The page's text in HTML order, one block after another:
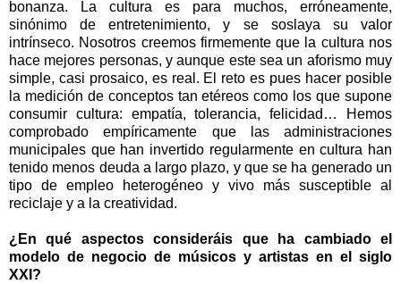
bonanza. La cultura es para muchos, erróneamente,
sinónimo de entretenimiento, y se soslaya su valor
intrínseco. Nosotros creemos firmemente que la cultura nos
hace mejores personas, y aunque este sea un aforismo muy
simple, casi prosaico, es real. El reto es pues hacer posible
la medición de conceptos tan etéreos como los que supone
consumir cultura: empatía, tolerancia, felicidad… Hemos
comprobado empíricamente que las administraciones
municipales que han invertido regularmente en cultura han
tenido menos deuda a largo plazo, y que se ha generado un
tipo de empleo heterogéneo y vivo más susceptible al
reciclaje y a la creatividad.
¿En qué aspectos consideráis que ha cambiado el
modelo de negocio de músicos y artistas en el siglo
XXI?